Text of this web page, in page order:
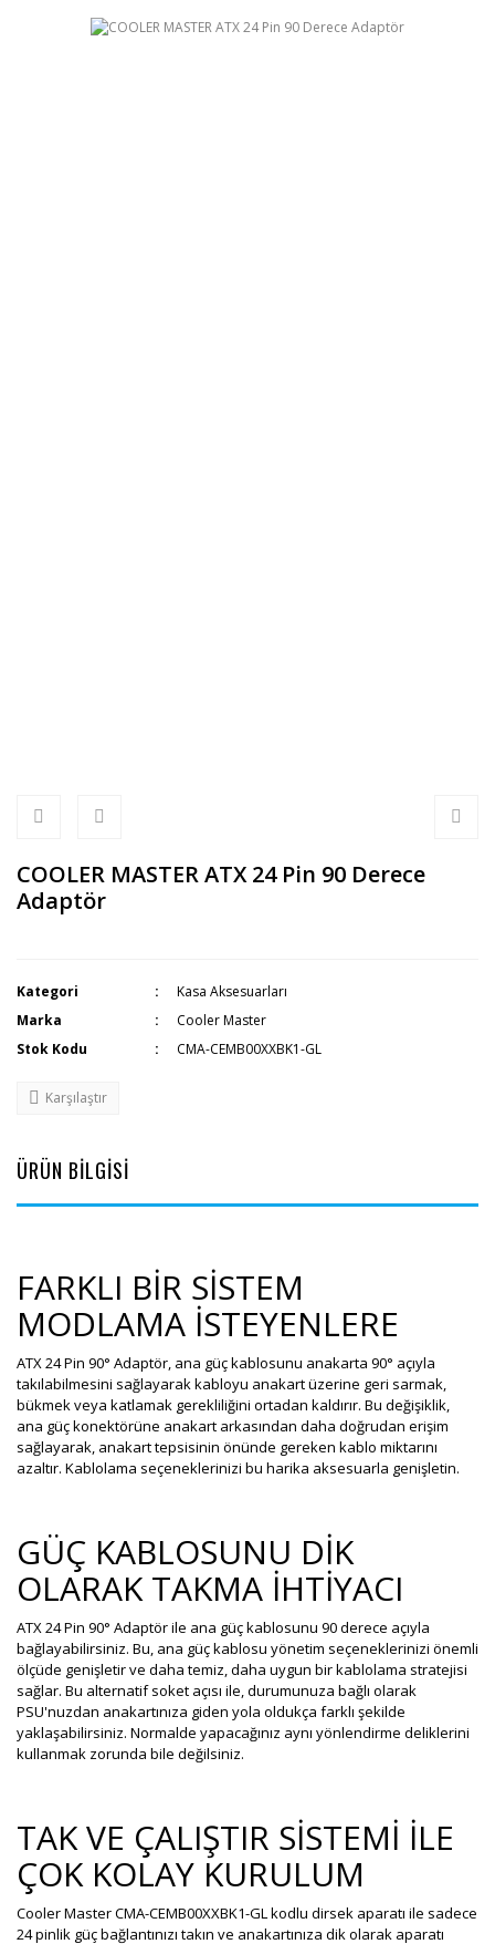
COOLER MASTER ATX 24 Pin 90 Derece
Adaptör
Kategori
Kasa Aksesuarları
Marka
Cooler Master
Stok Kodu
CMA-CEMB00XXBK1-GL
Karşılaştır
ÜRÜN BİLGİSİ
FARKLI BİR SİSTEM
MODLAMA İSTEYENLERE
ATX 24 Pin 90° Adaptör, ana güç kablosunu anakarta 90° açıyla
takılabilmesini sağlayarak kabloyu anakart üzerine geri sarmak,
bükmek veya katlamak gerekliliğini ortadan kaldırır. Bu değişiklik,
ana güç konektörüne anakart arkasından daha doğrudan erişim
sağlayarak, anakart tepsisinin önünde gereken kablo miktarını
azaltır. Kablolama seçeneklerinizi bu harika aksesuarla genişletin.
GÜÇ KABLOSUNU DİK
OLARAK TAKMA İHTİYACI
ATX 24 Pin 90° Adaptör ile ana güç kablosunu 90 derece açıyla
bağlayabilirsiniz. Bu, ana güç kablosu yönetim seçeneklerinizi önemli
ölçüde genişletir ve daha temiz, daha uygun bir kablolama stratejisi
sağlar. Bu alternatif soket açısı ile, durumunuza bağlı olarak
PSU'nuzdan anakartınıza giden yola oldukça farklı şekilde
yaklaşabilirsiniz. Normalde yapacağınız aynı yönlendirme deliklerini
kullanmak zorunda bile değilsiniz.
TAK VE ÇALIŞTIR SİSTEMİ İLE
ÇOK KOLAY KURULUM
Cooler Master CMA-CEMB00XXBK1-GL kodlu dirsek aparatı ile sadece
24 pinlik güç bağlantınızı takın ve anakartınıza dik olarak aparatı